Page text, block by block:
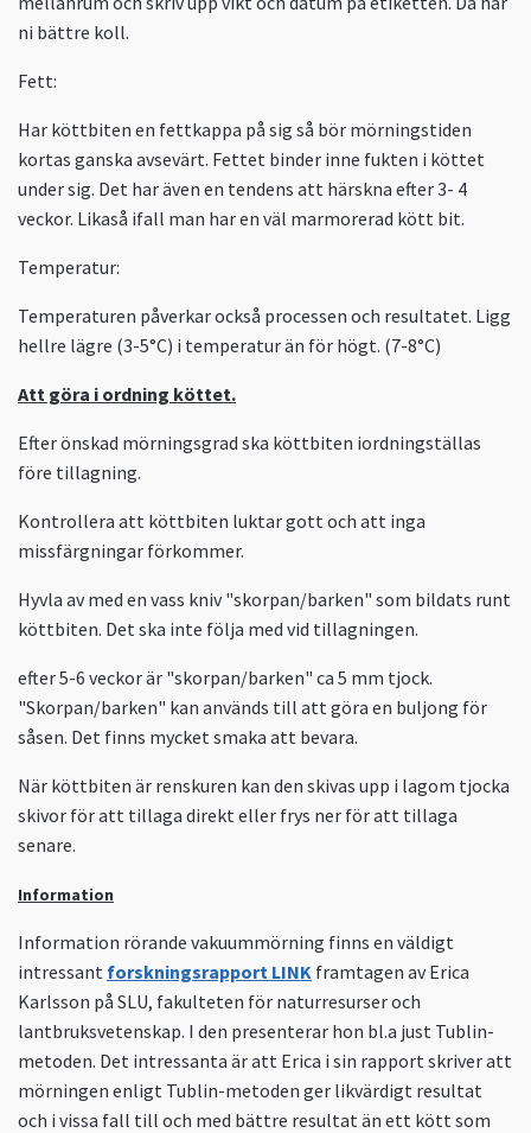
ni bättre koll.
Fett:
Har köttbiten en fettkappa på sig så bör mörningstiden
kortas ganska avsevärt. Fettet binder inne fukten i köttet
under sig. Det har även en tendens att härskna efter 3- 4
veckor. Likaså ifall man har en väl marmorerad kött bit.
Temperatur:
Temperaturen påverkar också processen och resultatet. Ligg
hellre lägre (3-5°C) i temperatur än för högt. (7-8°C)
Att göra i ordning köttet.
Efter önskad mörningsgrad ska köttbiten iordningställas
före tillagning.
Kontrollera att köttbiten luktar gott och att inga
missfärgningar förkommer.
Hyvla av med en vass kniv "skorpan/barken" som bildats runt
köttbiten. Det ska inte följa med vid tillagningen.
efter 5-6 veckor är "skorpan/barken" ca 5 mm tjock.
"Skorpan/barken" kan används till att göra en buljong för
såsen. Det finns mycket smaka att bevara.
När köttbiten är renskuren kan den skivas upp i lagom tjocka
skivor för att tillaga direkt eller frys ner för att tillaga
senare.
Information
Information rörande vakuummörning finns en väldigt
intressant forskningsrapport LINK framtagen av Erica
Karlsson på SLU, fakulteten för naturresurser och
lantbruksvetenskap. I den presenterar hon bl.a just Tublin-
metoden. Det intressanta är att Erica i sin rapport skriver att
mörningen enligt Tublin-metoden ger likvärdigt resultat
och i vissa fall till och med bättre resultat än ett kött som